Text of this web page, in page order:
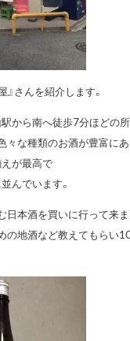
』さんを紹介します。
から南へ徒歩7分ほどの所
々な種類のお酒が豊富に
が最高で
んでいます。
日本酒を買いに行って来ま
の地酒など教えてもらい